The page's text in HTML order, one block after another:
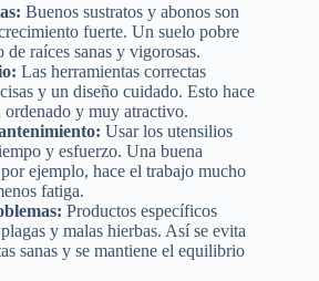
Buenos sustratos y abonos son
fuerte. Un suelo pobre
raíces sanas y vigorosas.
Las herramientas correctas
y un diseño cuidado. Esto hace
ordenado y muy atractivo.
Usar los utensilios
y esfuerzo. Una buena
ejemplo, hace el trabajo mucho
fatiga.
Productos específicos
y malas hierbas. Así se evita
sanas y se mantiene el equilibrio